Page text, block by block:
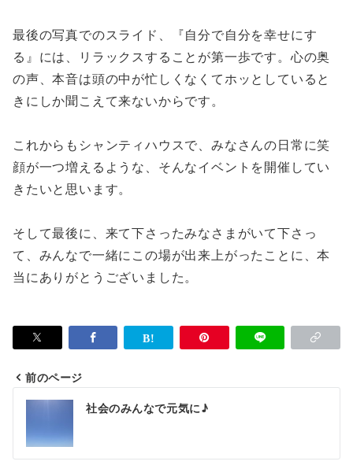
最後の写真でのスライド、『自分で自分を幸せにす
る』には、リラックスすることが第一歩です。心の奥
の声、本音は頭の中が忙しくなくてホッとしていると
きにしか聞こえて来ないからです。
これからもシャンティハウスで、みなさんの日常に笑
顔が一つ増えるような、そんなイベントを開催してい
きたいと思います。
そして最後に、来て下さったみなさまがいて下さっ
て、みんなで一緒にこの場が出来上がったことに、本
当にありがとうございました。
投
ナ
前のページ
社会のみんなで元気に♪